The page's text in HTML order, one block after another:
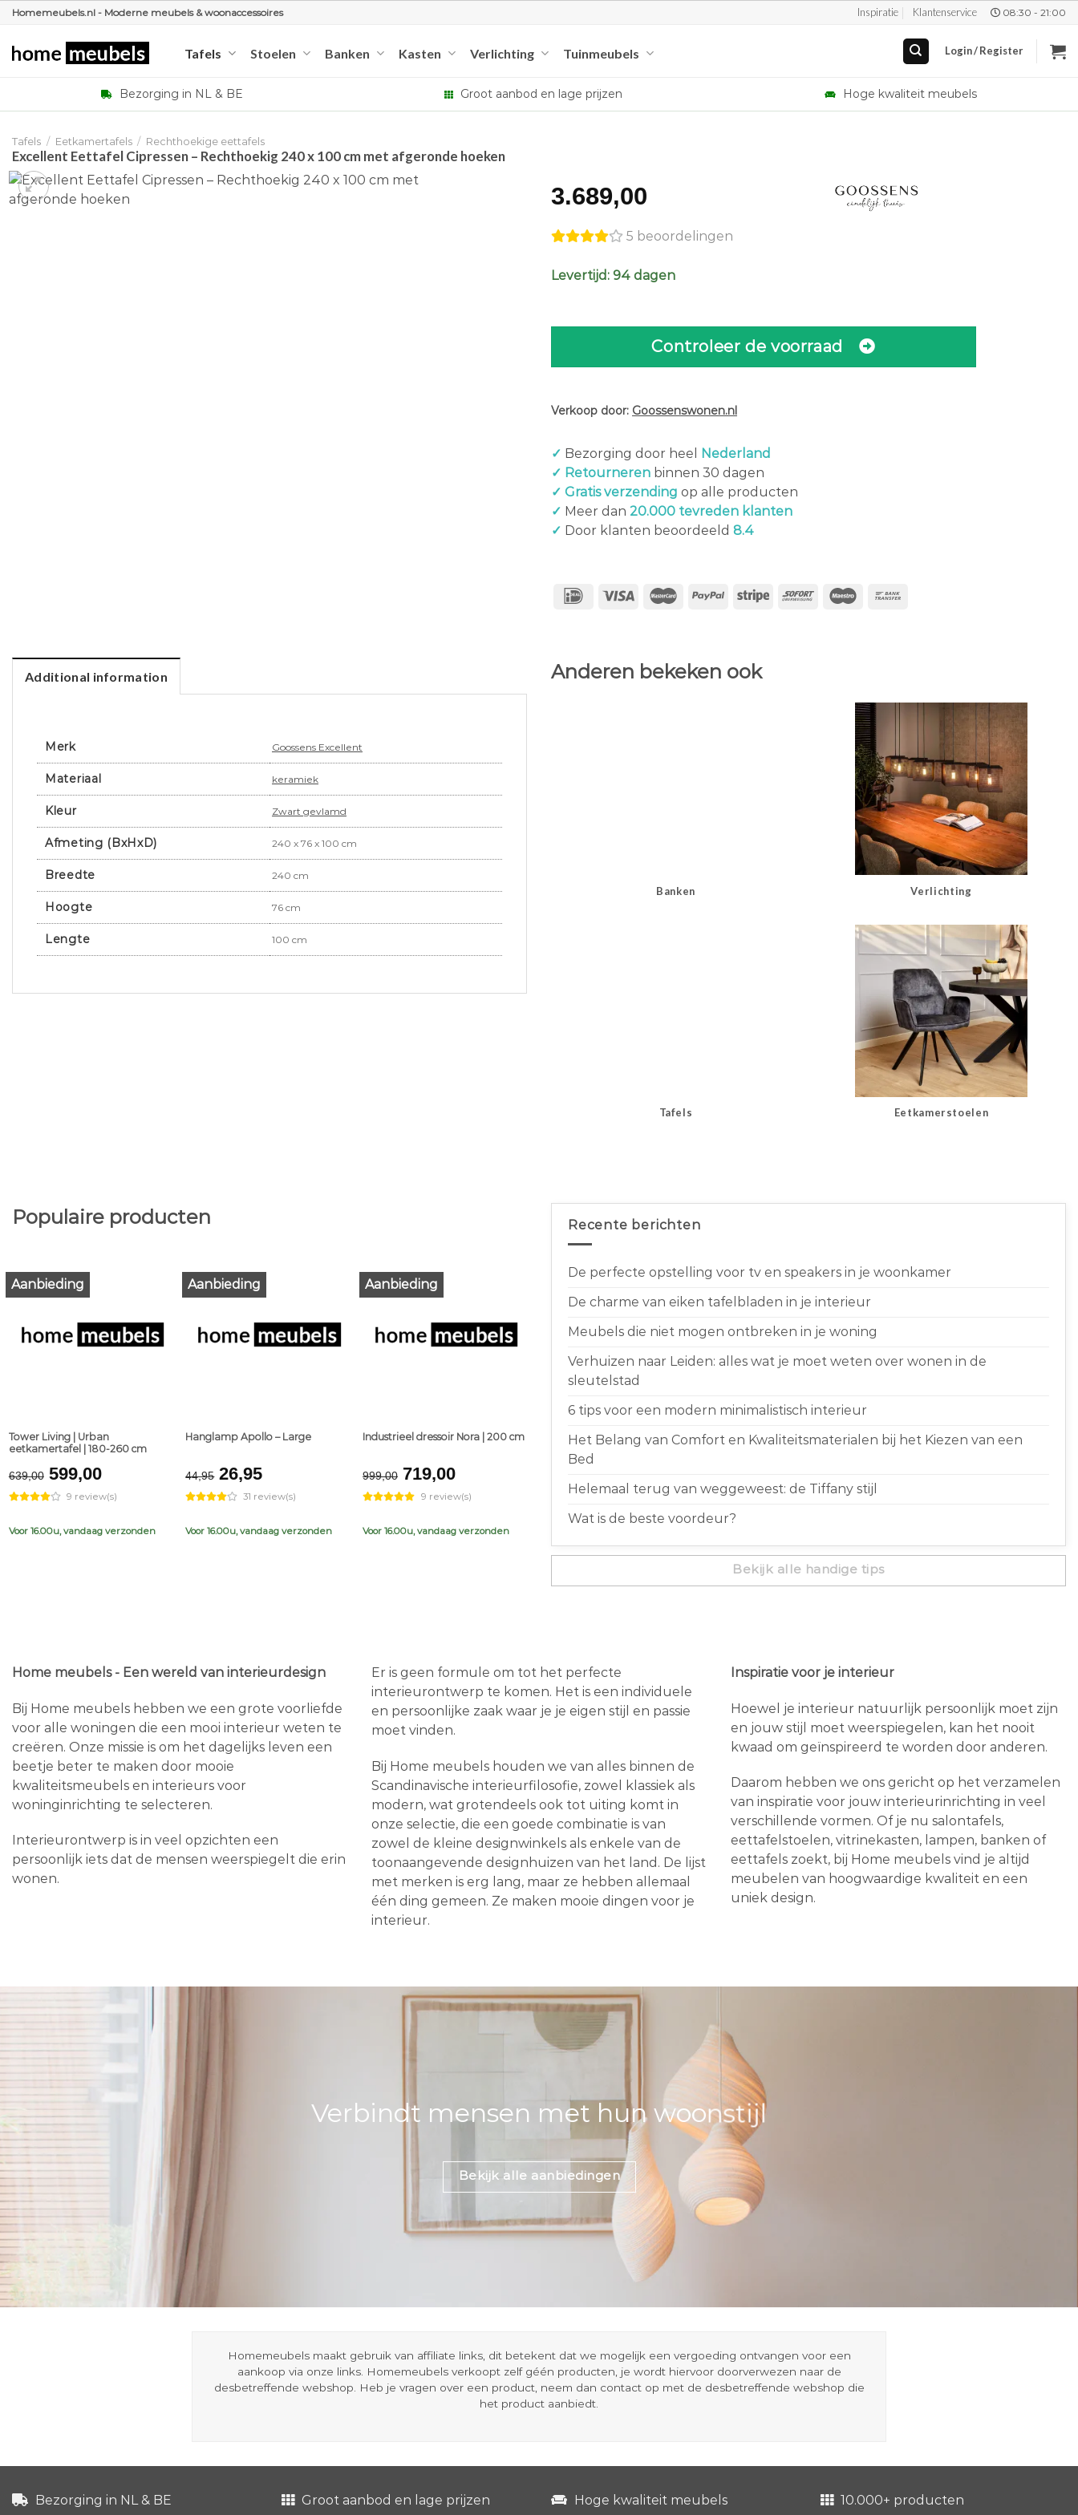
Ga
inhoud
Homemeubels.nl - Moderne meubels & woonaccessoires Inspiratie Klantenservice 08:30 - 21:00
Tafels Stoelen Banken Kasten Verlichting Tuinmeubels Login / Register
Bezorging in NL & BE Groot aanbod en lage prijzen Hoge kwaliteit meubels
Tafels / Eetkamertafels / Rechthoekige eettafels
Excellent Eettafel Cipressen – Rechthoekig 240 x 100 cm met afgeronde hoeken
3.689,00
5 beoordelingen
Levertijd: 94 dagen
Controleer de voorraad
Verkoop door: Goossenswonen.nl
✓ Bezorging door heel
Nederland
✓ Retourneren binnen 30 dagen
✓ Gratis verzending op alle producten
✓ Meer dan 20.000 tevreden klanten
✓ Door klanten beoordeeld 8.4
Additional information
Merk Goossens Excellent
Materiaal keramiek
Kleur Zwart gevlamd
Afmeting (BxHxD) 240 x 76 x 100 cm
Breedte 240 cm
Hoogte 76 cm
Lengte 100 cm
Anderen bekeken ook
Banken Verlichting
Tafels Eetkamerstoelen
Populaire producten
Aanbieding
Tower Living | Urban
eetkamertafel | 180-260 cm
639,00 Original
price
was:
€639,00.
599,00Current
price
is:
€599,00.
9 review(s)
Voor 16.00u, vandaag verzonden
Aanbieding
Hanglamp Apollo – Large
44,95 Original
price
was:
€44,95.
26,95Current
price
is:
€26,95.
31 review(s)
Voor 16.00u, vandaag verzonden
Aanbieding
Industrieel dressoir Nora | 200 cm
999,00 Original
price
was:
€999,00.
719,00Current
price
is:
€719,00.
9 review(s)
Voor 16.00u, vandaag verzonden
Recente berichten
De perfecte opstelling voor tv en speakers in je woonkamer
De charme van eiken tafelbladen in je interieur
Meubels die niet mogen ontbreken in je woning
Verhuizen naar Leiden: alles wat je moet weten over wonen in de
sleutelstad
6 tips voor een modern minimalistisch interieur
Het Belang van Comfort en Kwaliteitsmaterialen bij het Kiezen van een
Bed
Helemaal terug van weggeweest: de Tiffany stijl
Wat is de beste voordeur?
Bekijk alle handige tips
Home meubels - Een wereld van interieurdesign
Bij Home meubels hebben we een grote voorliefde
voor alle woningen die een mooi interieur weten te
creëren. Onze missie is om het dagelijks leven een
beetje beter te maken door mooie
kwaliteitsmeubels en interieurs voor
woninginrichting te selecteren.
Interieurontwerp is in veel opzichten een
persoonlijk iets dat de mensen weerspiegelt die erin
wonen.
Er is geen formule om tot het perfecte
interieurontwerp te komen. Het is een individuele
en persoonlijke zaak waar je je eigen stijl en passie
moet vinden.
Bij Home meubels houden we van alles binnen de
Scandinavische interieurfilosofie, zowel klassiek als
modern, wat grotendeels ook tot uiting komt in
onze selectie, die een goede combinatie is van
zowel de kleine designwinkels als enkele van de
toonaangevende designhuizen van het land. De lijst
met merken is erg lang, maar ze hebben allemaal
één ding gemeen. Ze maken mooie dingen voor je
interieur.
Inspiratie voor je interieur
Hoewel je interieur natuurlijk persoonlijk moet zijn
en jouw stijl moet weerspiegelen, kan het nooit
kwaad om geïnspireerd te worden door anderen.
Daarom hebben we ons gericht op het verzamelen
van inspiratie voor jouw interieurinrichting in veel
verschillende vormen. Of je nu salontafels,
eettafelstoelen, vitrinekasten, lampen, banken of
eettafels zoekt, bij Home meubels vind je altijd
meubelen van hoogwaardige kwaliteit en een
uniek design.
Verbindt mensen met hun woonstijl
Bekijk alle aanbiedingen
Homemeubels maakt gebruik van affiliate links, dit betekent dat we mogelijk een vergoeding ontvangen voor een
aankoop via onze links. Homemeubels verkoopt zelf géén producten, je wordt hiervoor doorverwezen naar de
desbetreffende webshop. Heb je vragen over een product, neem dan contact op met de desbetreffende webshop die
het product aanbiedt.
Bezorging in NL & BE Groot aanbod en lage prijzen Hoge kwaliteit meubels 10.000+ producten